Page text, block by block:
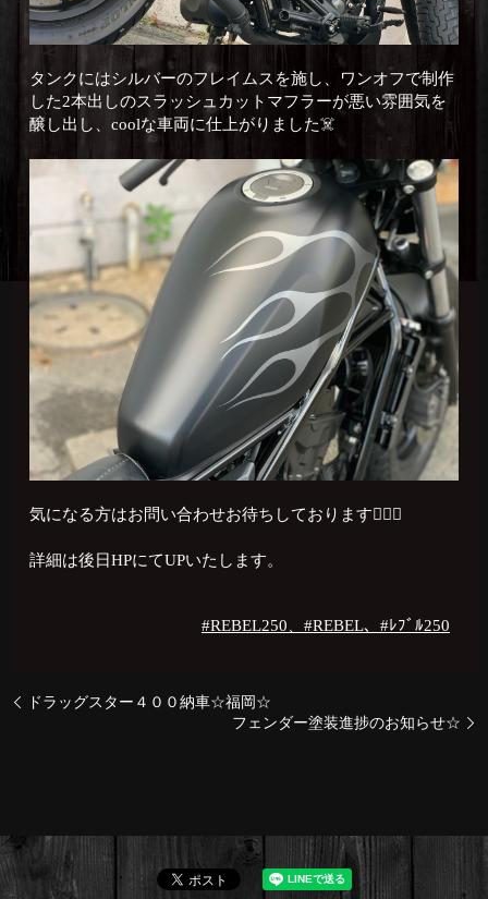
タンクにはシルバーのフレイムスを施し、ワンオフで制作
した2本出しのスラッシュカットマフラーが悪い雰囲気を
醸し出し、coolな車両に仕上がりました☠️
気になる方はお問い合わせお待ちしております🙇🏻‍♂️
詳細は後日HPにてUPいたします。
#REBEL250、#REBEL、#ﾚﾌﾞﾙ250
ドラッグスター４００納車☆福岡☆
フェンダー塗装進捗のお知らせ☆